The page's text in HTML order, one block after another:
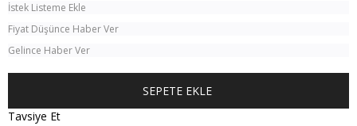
İstek Listeme Ekle
Fiyat Düşünce Haber Ver
Gelince Haber Ver
Tavsiye Et